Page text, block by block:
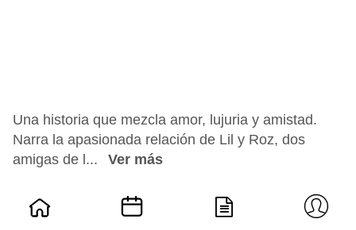
Una historia que mezcla amor, lujuria y amistad.
Narra la apasionada relación de Lil y Roz, dos
amigas de l...
Ver más